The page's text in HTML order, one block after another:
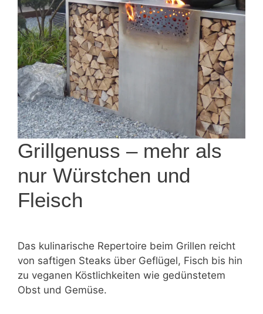
Grillgenuss – mehr als
nur Würstchen und
Fleisch
Das kulinarische Repertoire beim Grillen reicht
von saftigen Steaks über Geflügel, Fisch bis hin
zu veganen Köstlichkeiten wie gedünstetem
Obst und Gemüse.